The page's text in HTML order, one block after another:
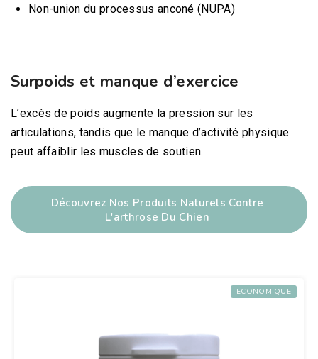
Non-union du processus anconé (NUPA)
Surpoids et manque d’exercice
L’excès de poids augmente la pression sur les
articulations, tandis que le manque d’activité physique
peut affaiblir les muscles de soutien.
Découvrez Nos Produits Naturels Contre
L'arthrose Du Chien
ECONOMIQUE